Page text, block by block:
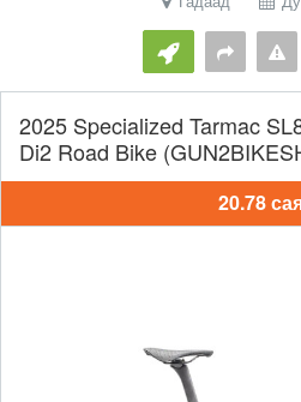
2025 Specialized Tarmac
Di2 Road Bike
20.78